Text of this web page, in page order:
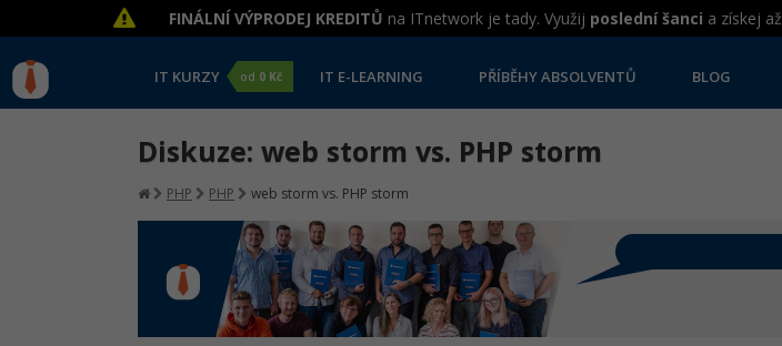
FINÁLNÍ VÝPRODEJ KREDITŮ na ITnetwork je tady. Využij poslední šanci a získej až
IT KURZY od 0 Kč IT E-LEARNING PŘÍBĚHY ABSOLVENTŮ BLOG
Diskuze: web storm vs. PHP storm
PHP PHP web storm vs. PHP storm